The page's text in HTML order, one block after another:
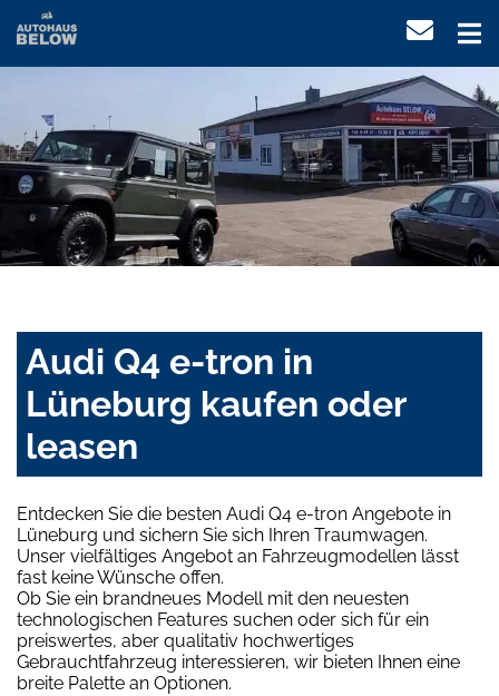
Audi Q4 e-tron in
Lüneburg kaufen oder
leasen
Entdecken Sie die besten Audi Q4 e-tron Angebote in
Lüneburg und sichern Sie sich Ihren Traumwagen.
Unser vielfältiges Angebot an Fahrzeugmodellen lässt
fast keine Wünsche offen.
Ob Sie ein brandneues Modell mit den neuesten
technologischen Features suchen oder sich für ein
preiswertes, aber qualitativ hochwertiges
Gebrauchtfahrzeug interessieren, wir bieten Ihnen eine
breite Palette an Optionen.